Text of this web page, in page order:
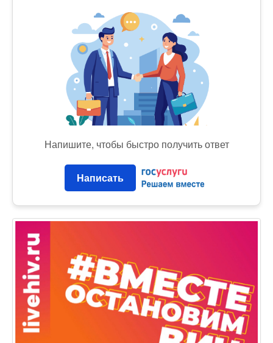
Напишите, чтобы быстро получить ответ
Написать